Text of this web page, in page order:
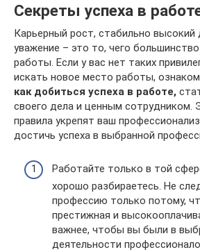
Секреты успеха в
Карьерный рост, стабильно высокий
уважение – это то, чего
работы. Если у вас нет таких
искать новое место работы,
как добиться успеха в работе,
своего дела и ценным сотрудником.
правила укрепят ваш
достичь успеха в выбранной
Работайте только в той
хорошо разбираетесь. Не
профессию только потому,
престижная и
важнее, чтобы вы были в
деятельности